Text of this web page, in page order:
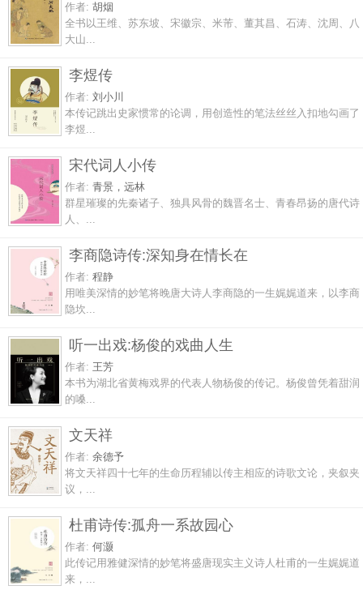
作者: 胡烟
全书以王维、苏东坡、宋徽宗、米芾、董其昌、石涛、沈周、八
大山...
李煜传
作者: 刘小川
本传记跳出史家惯常的论调，用创造性的笔法丝丝入扣地勾画了
李煜...
宋代词人小传
作者: 青景，远林
群星璀璨的先秦诸子、独具风骨的魏晋名士、青春昂扬的唐代诗
人、...
李商隐诗传:深知身在情长在
作者: 程静
用唯美深情的妙笔将晚唐大诗人李商隐的一生娓娓道来，以李商
隐坎...
听一出戏:杨俊的戏曲人生
作者: 王芳
本书为湖北省黄梅戏界的代表人物杨俊的传记。杨俊曾凭着甜润
的嗓...
文天祥
作者: 余德予
将文天祥四十七年的生命历程辅以传主相应的诗歌文论，夹叙夹
议，...
杜甫诗传:孤舟一系故园心
作者: 何灏
此传记用雅健深情的妙笔将盛唐现实主义诗人杜甫的一生娓娓道
来，...